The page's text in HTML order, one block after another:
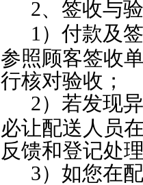
2、签收与
1 ）付款及
参照顾客签收
行核对验收；
2）若发现
必让配送人员
反馈和登记处
3）如您在